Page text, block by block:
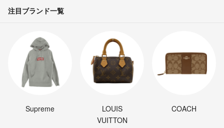
注目ブランド一覧
Supreme
LOUIS
VUITTON
COACH